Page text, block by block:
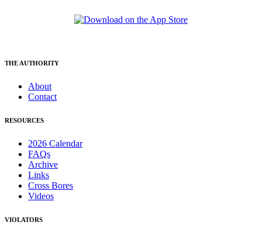
THE AUTHORITY
About
Contact
RESOURCES
2026 Calendar
FAQs
Archive
Links
Cross Bores
Videos
VIOLATORS